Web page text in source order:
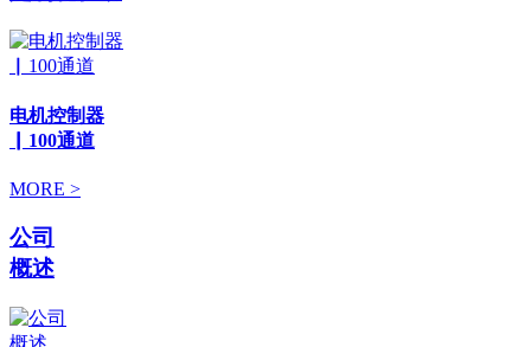
电机控制器
▏100通道
MORE >
公司
概述